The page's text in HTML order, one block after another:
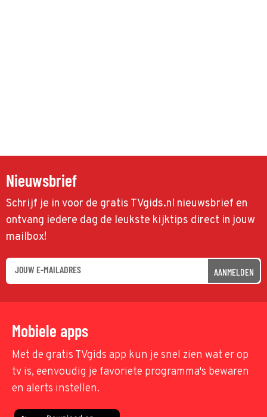
Nieuwsbrief
Schrijf je in voor de gratis TVgids.nl nieuwsbrief en
ontvang iedere dag de leukste kijktips direct in jouw
mailbox!
AANMELDEN
Mobiele apps
Met de gratis TVgids app kun je snel zien wat er op
tv is, eenvoudig je favoriete programma's bewaren
en alerts instellen.